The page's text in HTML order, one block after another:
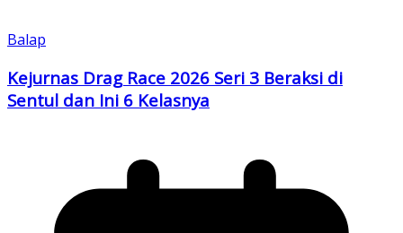
Balap
Kejurnas Drag Race 2026 Seri 3 Beraksi di
Sentul dan Ini 6 Kelasnya